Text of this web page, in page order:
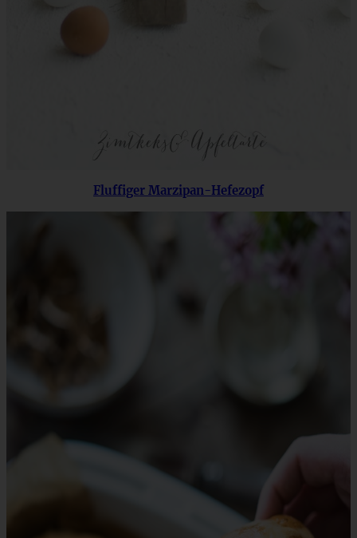
Fluffiger Marzipan-Hefezopf